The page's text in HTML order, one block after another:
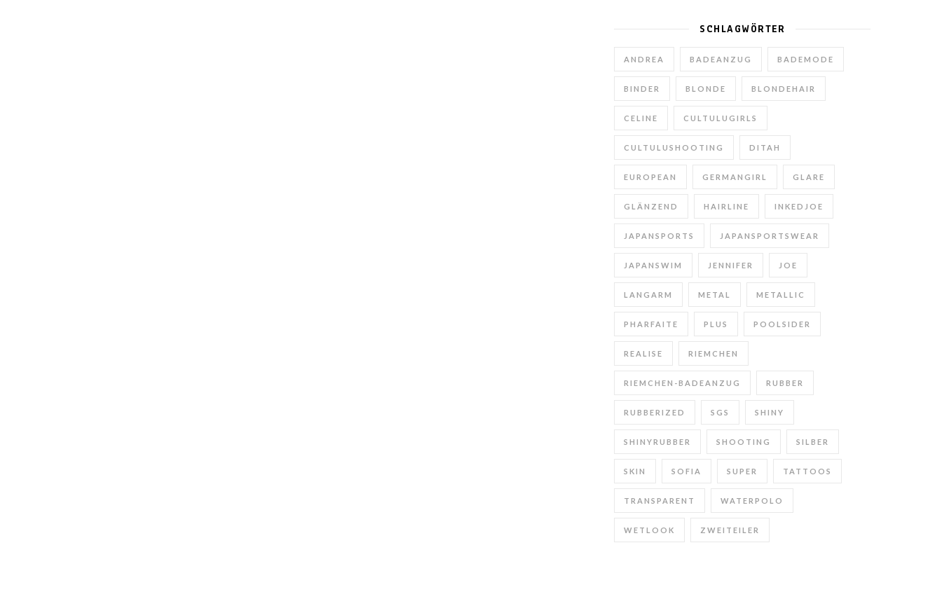
SCHLAGWÖRTER
ANDREA BADEANZUG BADEMODE
BINDER BLONDE BLONDEHAIR
CELINE CULTULUGIRLS
CULTULUSHOOTING DITAH
EUROPEAN GERMANGIRL GLARE
GLÄNZEND HAIRLINE INKEDJOE
JAPANSPORTS JAPANSPORTSWEAR
JAPANSWIM JENNIFER JOE
LANGARM METAL METALLIC
PHARFAITE PLUS POOLSIDER
REALISE RIEMCHEN
RIEMCHEN-BADEANZUG RUBBER
RUBBERIZED SGS SHINY
SHINYRUBBER SHOOTING SILBER
SKIN SOFIA SUPER TATTOOS
TRANSPARENT WATERPOLO
WETLOOK ZWEITEILER